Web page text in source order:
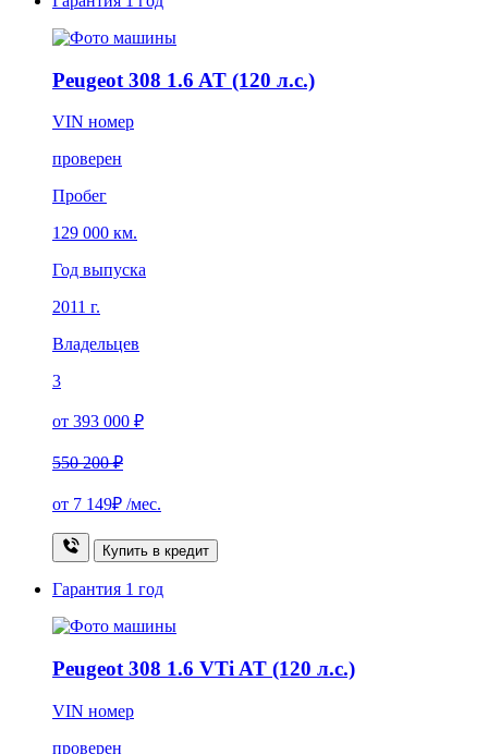
Peugeot 308 1.6 AT (120 л.с.)
VIN номер
проверен
Пробег
129 000 км.
Год выпуска
2011 г.
Владельцев
3
от 393 000 ₽
550 200 ₽
от 7 149₽ /мес.
Купить в кредит
Гарантия 1 год
Peugeot 308 1.6 VTi AT (120 л.с.)
VIN номер
проверен